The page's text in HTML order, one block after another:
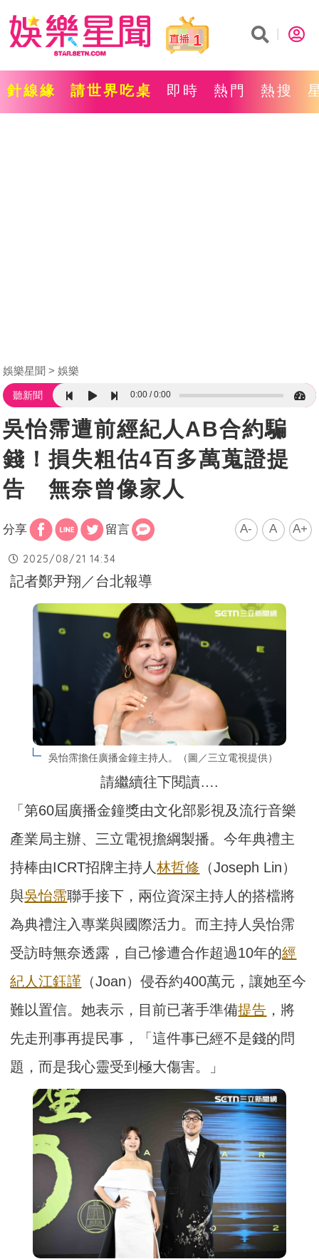
1
針線緣 請世界吃桌 即時 熱門 熱搜
娛樂星聞 娛樂
聽新聞 0:00 0:00
吳怡霈遭前經紀人AB合約騙
錢！損失粗估4百多萬蒐證提
告 無奈曾像家人
分享 留言 A- A A+
2025/08/21 14:34
記者鄭尹翔／台北報導
吳怡霈擔任廣播金鐘主持人。（圖／三立電視提供）
請繼續往下閱讀….
「第60屆廣播金鐘獎由文化部影視及流行音樂
產業局主辦、三立電視擔綱製播。今年典禮主
持棒由ICRT招牌主持人林哲修 （Joseph Lin）
與吳怡霈聯手接下，兩位資深主持人的搭檔將
為典禮注入專業與國際活力。而主持人吳怡霈
受訪時無奈透露，自己慘遭合作超過10年的經
紀人江鈺謹 （Joan）侵吞約400萬元，讓她至今
難以置信。她表示，目前已著手準備提告 ，將
先走刑事再提民事，「這件事已經不是錢的問
題，而是我心靈受到極大傷害。」